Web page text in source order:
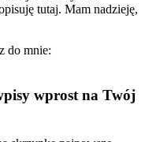
tutaj. Mam nadzieję,
do mnie:
wprost na Twój